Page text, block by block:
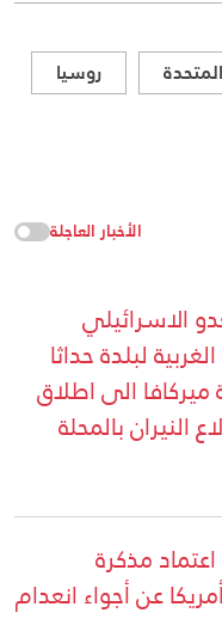
روسيا
الأخبار العاجلة
الاسرائيلي
لبلدة حداثا
الى اطلاق
بالمحلة
مذكرة
عن أجواء انعدام